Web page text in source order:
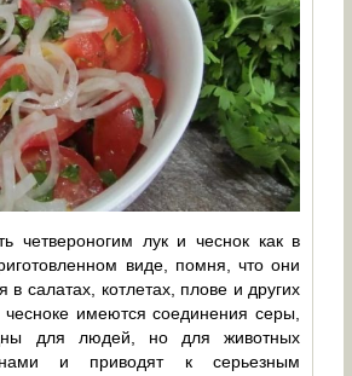
четвероногим лук и чеснок как в
виде, помня, что они
в салатах, котлетах, плове и других
имеются соединения серы,
для людей, но для животных
и приводят к серьезным